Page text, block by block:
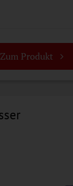
Zum Produkt